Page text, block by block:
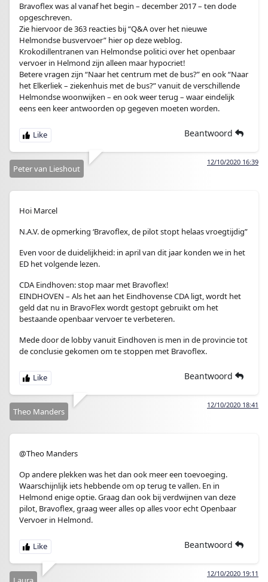
Bravoflex was al vanaf het begin – december 2017 – ten dode
opgeschreven.
Zie hiervoor de 363 reacties bij “Q&A over het nieuwe
Helmondse busvervoer” hier op deze weblog.
Krokodillentranen van Helmondse politici over het openbaar
vervoer in Helmond zijn alleen maar hypocriet!
Betere vragen zijn “Naar het centrum met de bus?” en ook “Naar
het Elkerliek – ziekenhuis met de bus?” vanuit de verschillende
Helmondse woonwijken – en ook weer terug – waar eindelijk
eens een keer antwoorden op gegeven moeten worden.
Beantwoord
12/10/2020 16:39
Peter van Lieshout
Hoi Marcel
N.A.V. de opmerking ‘Bravoflex, de pilot stopt helaas vroegtijdig”
Even voor de duidelijkheid: in april van dit jaar konden we in het
ED het volgende lezen.
CDA Eindhoven: stop maar met Bravoflex!
EINDHOVEN – Als het aan het Eindhovense CDA ligt, wordt het
geld dat nu in BravoFlex wordt gestopt gebruikt om het
bestaande openbaar vervoer te verbeteren.
Mede door de lobby vanuit Eindhoven is men in de provincie tot
de conclusie gekomen om te stoppen met Bravoflex.
Beantwoord
12/10/2020 18:41
Theo Manders
@Theo Manders
Op andere plekken was het dan ook meer een toevoeging.
Waarschijnlijk iets hebbende om op terug te vallen. En in
Helmond enige optie. Graag dan ook bij verdwijnen van deze
pilot, Bravoflex, graag weer alles op alles voor echt Openbaar
Vervoer in Helmond.
Beantwoord
12/10/2020 19:11